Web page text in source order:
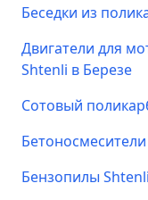
Беседки из
Двигатели для
Shtenli в Березе
Сотовый
Бензопилы